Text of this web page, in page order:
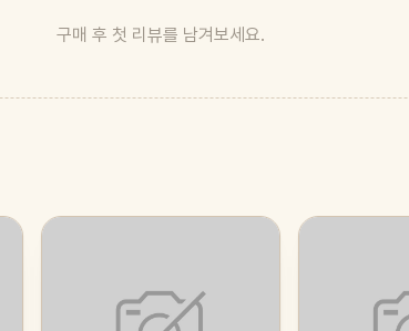
구매 후 첫 리뷰를 남겨보세요.